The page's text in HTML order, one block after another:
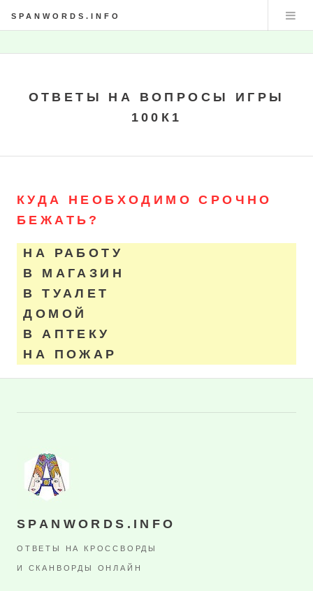
SPANWORDS.INFO
ОТВЕТЫ НА ВОПРОСЫ ИГРЫ
100К1
КУДА НЕОБХОДИМО СРОЧНО
БЕЖАТЬ?
НА РАБОТУ
В МАГАЗИН
В ТУАЛЕТ
ДОМОЙ
В АПТЕКУ
НА ПОЖАР
SPANWORDS.INFO
ОТВЕТЫ НА КРОССВОРДЫ
И СКАНВОРДЫ ОНЛАЙН